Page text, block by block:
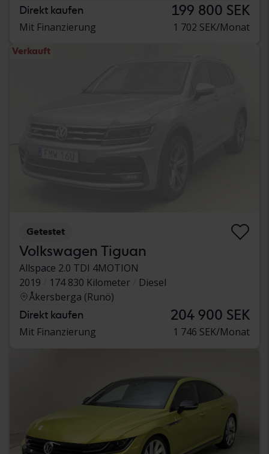
Direkt kaufen 199 800 SEK
Mit Finanzierung 1 702 SEK/Monat
Verkauft
Getestet
Volkswagen Tiguan
Allspace 2.0 TDI 4MOTION
2019
174 830 Kilometer
Diesel
Åkersberga (Runö)
Direkt kaufen 204 900 SEK
Mit Finanzierung 1 746 SEK/Monat